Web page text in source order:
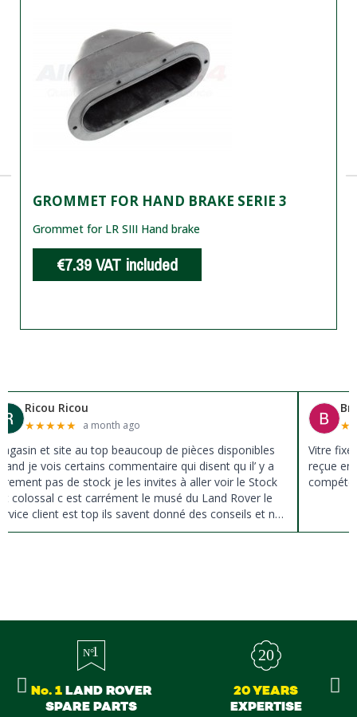
GROMMET FOR HAND BRAKE SERIE 3
Grommet for LR SIII Hand brake
€7.39VAT included
Ricou Ricou
★★★★★ a month ago
et site au top beaucoup de pièces disponibles
je vois certains commentaire qui disent qu il’ y a
pas de stock je les invites à aller voir le Stock
colossal c est carrément le musé du Land Rover le
client est top ils savent donné des conseils et ne
pas à la vente ils sont vraiment au top du top
★
Vitre
reçue
No. 1LAND ROVER
SPARE PARTS
20 YEARS
EXPERTISE